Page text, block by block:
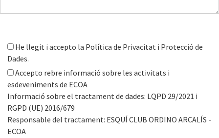
He llegit i accepto la Política de Privacitat i Protecció de
Dades.
Accepto rebre informació sobre les activitats i
esdeveniments de ECOA
Informació sobre el tractament de dades: LQPD 29/2021 i
RGPD (UE) 2016/679
Responsable del tractament: ESQUÍ CLUB ORDINO ARCALÍS -
ECOA